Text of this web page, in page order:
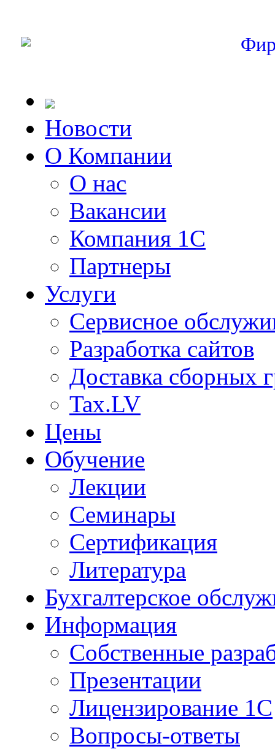
Новости
О Компании
О нас
Вакансии
Компания 1С
Партнеры
Услуги
Сервисное
Разработка сайтов
Доставка сборных
Tax.LV
Цены
Обучение
Лекции
Семинары
Сертификация
Литература
Бухгалтерское
Информация
Собственные
Презентации
Лицензирование 1С
Вопросы-ответы